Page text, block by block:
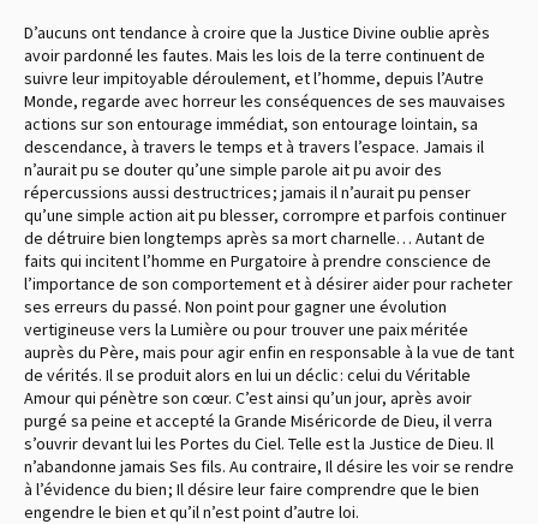
D’aucuns ont tendance à croire que la Justice Divine oublie après
avoir pardonné les fautes. Mais les lois de la terre continuent de
suivre leur impitoyable déroulement, et l’homme, depuis l’Autre
Monde, regarde avec horreur les conséquences de ses mauvaises
actions sur son entourage immédiat, son entourage lointain, sa
descendance, à travers le temps et à travers l’espace. Jamais il
n’aurait pu se douter qu’une simple parole ait pu avoir des
répercussions aussi destructrices ; jamais il n’aurait pu penser
qu’une simple action ait pu blesser, corrompre et parfois continuer
de détruire bien longtemps après sa mort charnelle… Autant de
faits qui incitent l’homme en Purgatoire à prendre conscience de
l’importance de son comportement et à désirer aider pour racheter
ses erreurs du passé. Non point pour gagner une évolution
vertigineuse vers la Lumière ou pour trouver une paix méritée
auprès du Père, mais pour agir enfin en responsable à la vue de tant
de vérités. Il se produit alors en lui un déclic : celui du Véritable
Amour qui pénètre son cœur. C’est ainsi qu’un jour, après avoir
purgé sa peine et accepté la Grande Miséricorde de Dieu, il verra
s’ouvrir devant lui les Portes du Ciel. Telle est la Justice de Dieu. Il
n’abandonne jamais Ses fils. Au contraire, Il désire les voir se rendre
à l’évidence du bien ; Il désire leur faire comprendre que le bien
engendre le bien et qu’il n’est point d’autre loi.